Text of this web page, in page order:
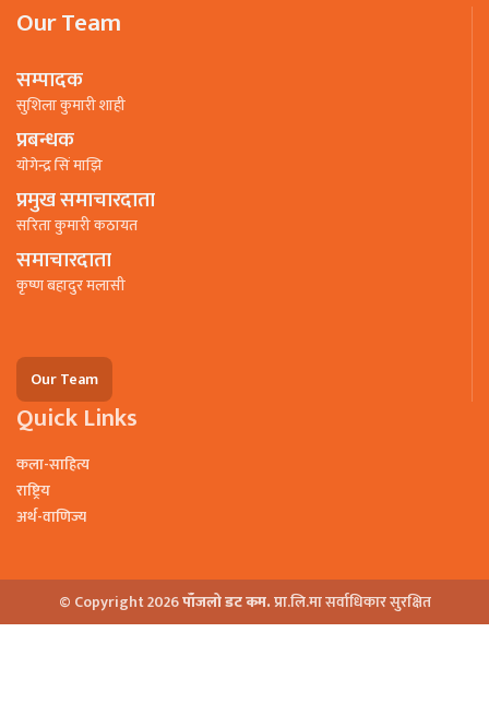
Our Team
सम्पादक
सुशिला कुमारी शाही
प्रबन्धक
याेगेन्द्र सिं माझि
प्रमुख समाचारदाता
सरिता कुमारी कठायत
समाचारदाता
कृष्ण बहादुर मलासी
Our Team
Quick Links
कला-साहित्य
राष्ट्रिय
अर्थ-वाणिज्य
© Copyright 2026पाँजलो डट कम.प्रा.लि.मा सर्वाधिकार सुरक्षित